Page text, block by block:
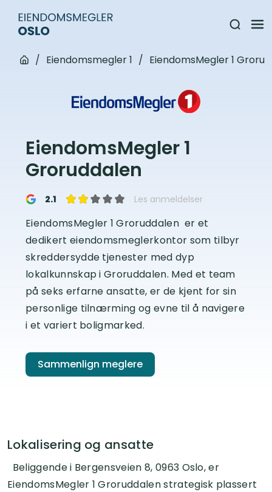
/ Eiendomsmegler 1 / EiendomsMegler 1
EiendomsMegler 1
Groruddalen
2.1 Les anmeldelser
EiendomsMegler 1 Groruddalen er et
dedikert eiendomsmeglerkontor som tilbyr
skreddersydde tjenester med dyp
lokalkunnskap i Groruddalen. Med et team
på seks erfarne ansatte, er de kjent for sin
personlige tilnærming og evne til å navigere
i et variert boligmarked.
Sammenlign meglere
Lokalisering og ansatte
Beliggende i Bergensveien 8, 0963 Oslo, er
EiendomsMegler 1 Groruddalen strategisk plassert